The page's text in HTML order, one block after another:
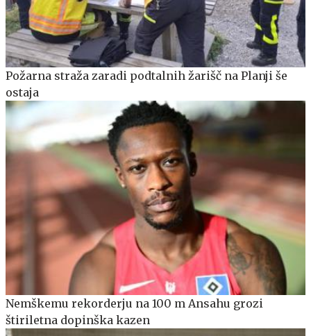
Požarna straža zaradi podtalnih žarišč na Planji še
ostaja
Nemškemu rekorderju na 100 m Ansahu grozi
štiriletna dopinška kazen